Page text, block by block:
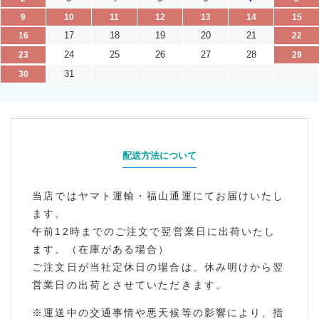
9
10 11 12 13 14
15
16
17 18 19 20 21
22
23
24 25 26 27 28
29
30
31
配送方法について
当店ではヤマト運輸・福山通運にてお届けいたし
ます。
午前12時までのご注文で翌営業日に出荷いたし
ます。（在庫がある場合）
ご注文日が当社定休日の場合は、休み明けから翌
営業日の出荷とさせていただきます。
※運送中の交通事情や悪天候等の影響により、指